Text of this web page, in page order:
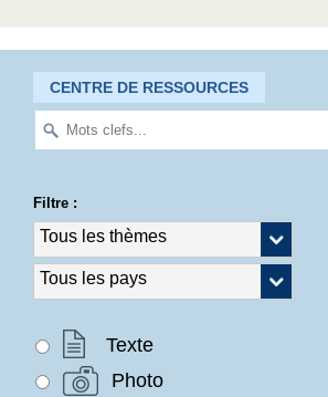
CENTRE DE RESSOURCES
Filtre :
Texte
Photo